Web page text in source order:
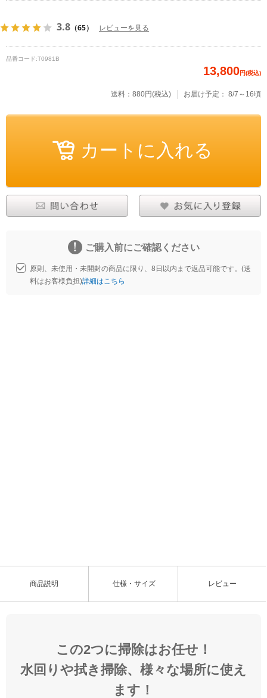
3.8 （65） レビューを見る
品番コード:T0981B
13,800円(税込)
送料：880円(税込) お届け予定： 8/7～16頃
ご購入前にご確認ください
原則、未使用・未開封の商品に限り、8日以内まで返品可能です。(送
料はお客様負担)詳細はこちら
4
商品説明 仕様・サイズ レビュー
この2つに掃除はお任せ！
水回りや拭き掃除、様々な場所に使え
ます！